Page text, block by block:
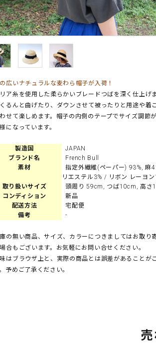
広いナチュラルな麦わら帽子が入荷！
ア糸を使用した柔らかいブレードつばを深く仕上げ
るんと曲げたり、ダウンさせて被ったりと用途や着
せて楽しめます。帽子の内側のテープでサイズ調節
になっています。
製造国
JAPAN
ブランド名
French Bull
素材
指定外繊維(ペーパー) 93%, 麻
リエステル3% / リボン レーヨ
取り扱いサイズ
頭周り 59cm, つば10cm, 高さ
コンディション
新品
配送方法
宅配便
備考
-
の無い商品、サイズ、カラーにつきましてはお取り
合もございます。お気軽にお問い合せください。
はブラウザ上と、実際の商品とは誤差があることが
予めご了承ください。